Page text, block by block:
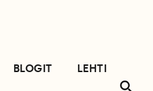
BLOGIT
LEHTI